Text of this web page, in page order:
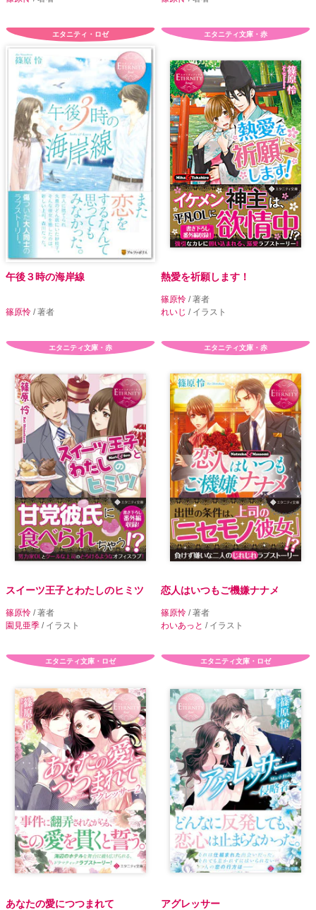
エタニティ・ロゼ
午後３時の海岸線
篠原怜 / 著者
エタニティ文庫・赤
熱愛を祈願します！
篠原怜 / 著者
れいじ / イラスト
エタニティ文庫・赤
スイーツ王子とわたしのヒミツ
篠原怜 / 著者
園見亜季 / イラスト
エタニティ文庫・赤
恋人はいつもご機嫌ナナメ
篠原怜 / 著者
わいあっと / イラスト
エタニティ文庫・ロゼ
あなたの愛につつまれて
エタニティ文庫・ロゼ
アグレッサー